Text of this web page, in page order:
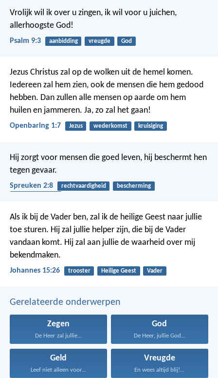
Vrolijk wil ik over u zingen, ik wil voor u juichen,
allerhoogste God!
Psalm 9:3 aanbidding vreugde God
Jezus Christus zal op de wolken uit de hemel komen.
Iedereen zal hem zien, ook de mensen die hem gedood
hebben. Dan zullen alle mensen op aarde om hem
huilen en jammeren. Ja, zo zal het gaan!
Openbaring 1:7 Jezus wederkomst kruisiging
Hij zorgt voor mensen die goed leven, hij beschermt hen
tegen gevaar.
Spreuken 2:8 rechtvaardigheid
bescherming
Als ik bij de Vader ben, zal ik de heilige Geest naar jullie
toe sturen. Hij zal jullie helper zijn, die bij de Vader
vandaan komt. Hij zal aan jullie de waarheid over mij
bekendmaken.
Johannes 15:26 trooster Heilige Geest Vader
Gerelateerde onderwerpen
Zegen
De Heer zal jullie...
God
De Heer, jullie God...
Geld
Leef niet alleen voor...
Vreugde
En wees altijd blij!...